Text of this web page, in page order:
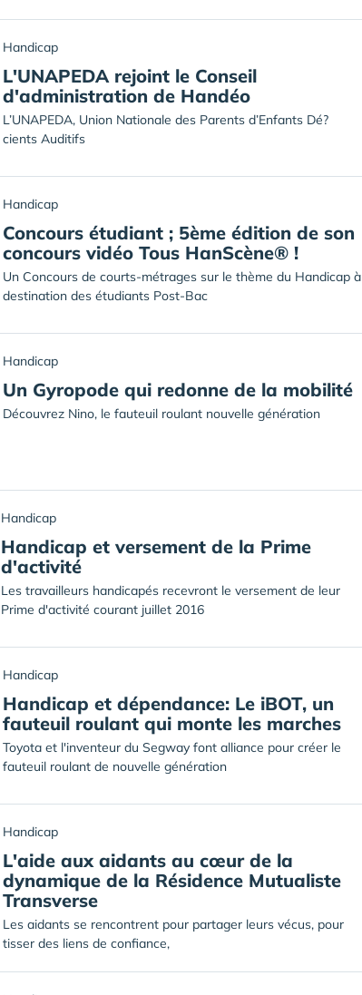
Handicap
L'UNAPEDA rejoint le Conseil
d'administration de Handéo
L’UNAPEDA, Union Nationale des Parents d’Enfants Dé?
cients Auditifs
Handicap
Concours étudiant ; 5ème édition de son
concours vidéo Tous HanScène® !
Un Concours de courts-métrages sur le thème du Handicap à
destination des étudiants Post-Bac
Handicap
Un Gyropode qui redonne de la mobilité
Découvrez Nino, le fauteuil roulant nouvelle génération
Handicap
Handicap et versement de la Prime
d'activité
Les travailleurs handicapés recevront le versement de leur
Prime d'activité courant juillet 2016
Handicap
Handicap et dépendance: Le iBOT, un
fauteuil roulant qui monte les marches
Toyota et l'inventeur du Segway font alliance pour créer le
fauteuil roulant de nouvelle génération
Handicap
L'aide aux aidants au cœur de la
dynamique de la Résidence Mutualiste
Transverse
Les aidants se rencontrent pour partager leurs vécus, pour
tisser des liens de confiance,